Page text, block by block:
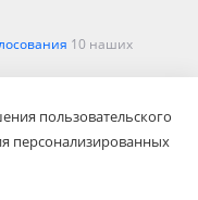
10 наших
Молодечно,
в интернет-магазине
пользовательского
персонализированных